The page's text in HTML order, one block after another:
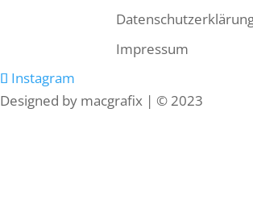
Impressum
Instagram
Designed by macgrafix | © 2023